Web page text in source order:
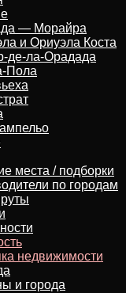
— Морайра
и Ориуэла Коста
де-ла-Орадада
Пола
места / подборки
по городам
недвижимости
и города